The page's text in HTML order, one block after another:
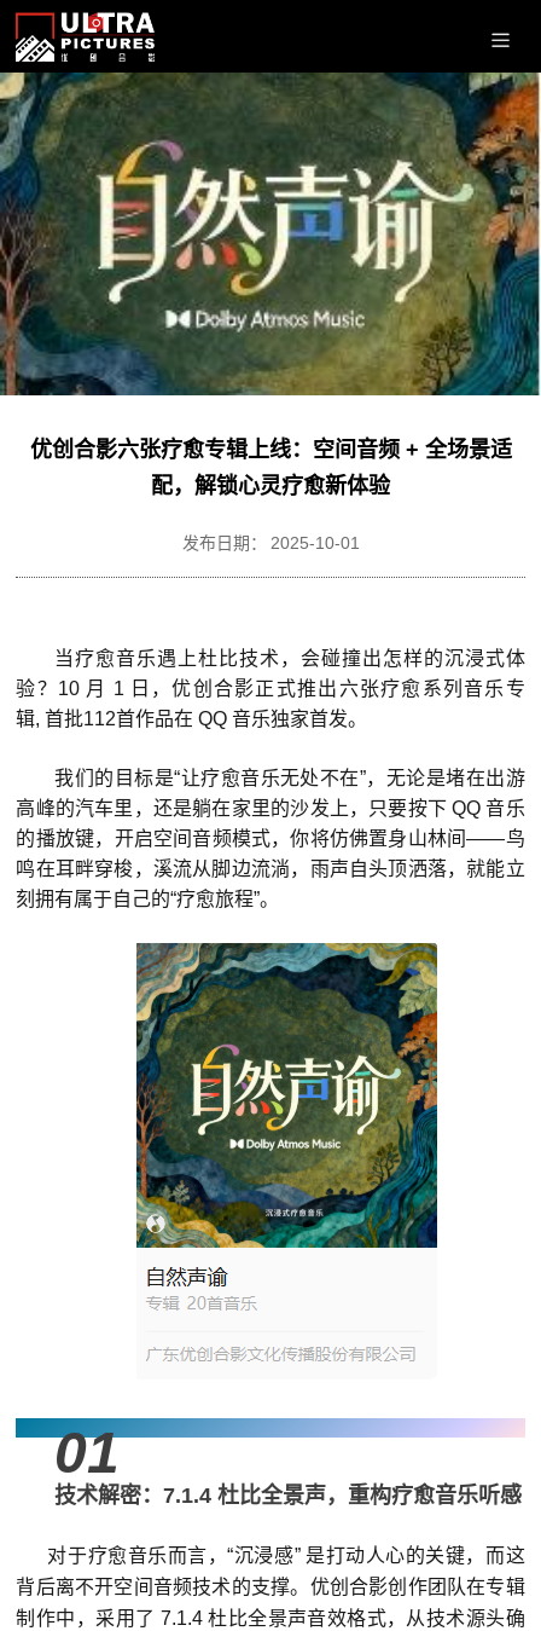
优创合影六张疗愈专辑上线：空间音频 + 全场景适
配，解锁心灵疗愈新体验
发布日期： 2025-10-01
当疗愈音乐遇上杜比技术，会碰撞出怎样的沉浸式体
验？10 月 1 日，优创合影正式推出六张疗愈系列音乐专
辑,首批112首作品在 QQ 音乐独家首发。
我们的目标是“让疗愈音乐无处不在”，无论是堵在出游
高峰的汽车里，还是躺在家里的沙发上，只要按下 QQ 音乐
的播放键，开启空间音频模式，你将仿佛置身山林间——鸟
鸣在耳畔穿梭，溪流从脚边流淌，雨声自头顶洒落，就能立
刻拥有属于自己的“疗愈旅程”。
01
技术解密：7.1.4 杜比全景声，重构疗愈音乐听感
对于疗愈音乐而言，“沉浸感” 是打动人心的关键，而这
背后离不开空间音频技术的支撑。优创合影创作团队在专辑
制作中，采用了 7.1.4 杜比全景声音效格式，从技术源头确